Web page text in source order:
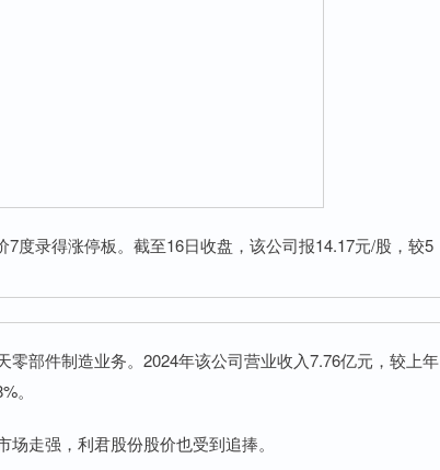
录得涨停板。截至16日收盘，该公司报14.17元/股，较5
部件制造业务。2024年该公司营业收入7.76亿元，较上年
。
走强，利君股份股价也受到追捧。